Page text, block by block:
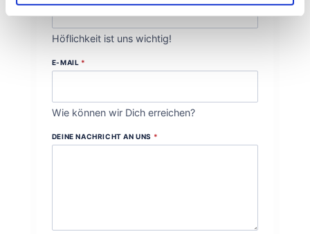
Höflichkeit ist uns wichtig!
E-MAIL *
Wie können wir Dich erreichen?
DEINE NACHRICHT AN UNS *